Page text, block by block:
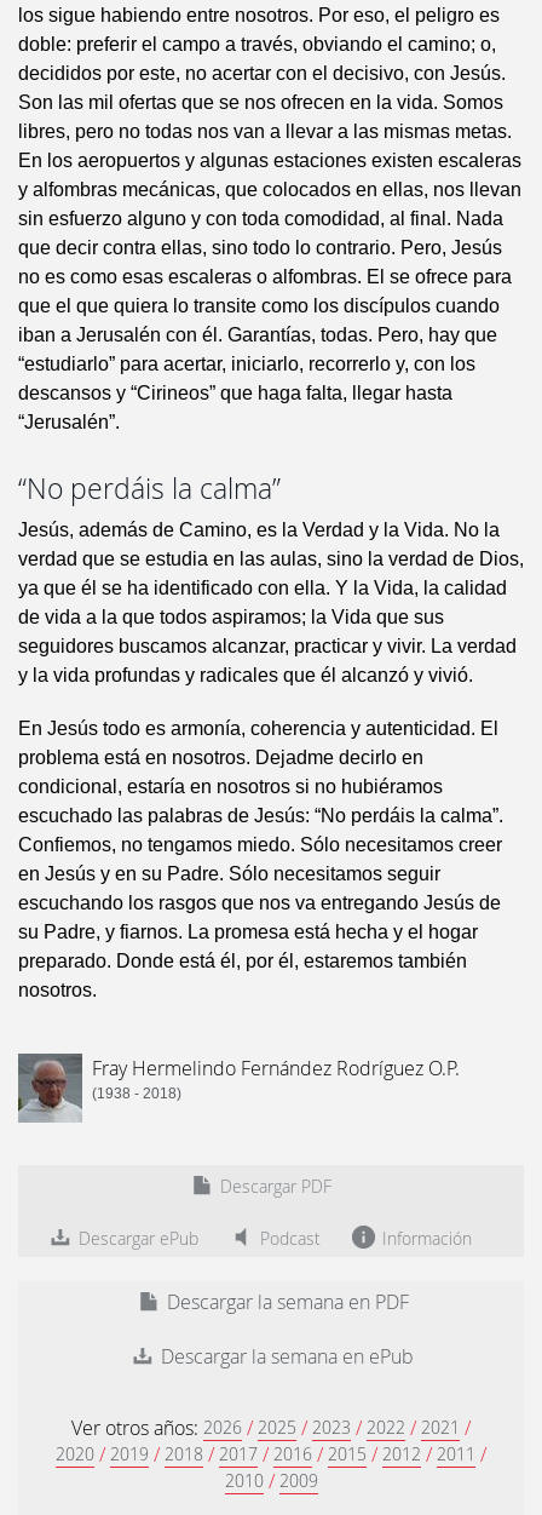
los sigue habiendo entre nosotros. Por eso, el peligro es
doble: preferir el campo a través, obviando el camino; o,
decididos por este, no acertar con el decisivo, con Jesús.
Son las mil ofertas que se nos ofrecen en la vida. Somos
libres, pero no todas nos van a llevar a las mismas metas.
En los aeropuertos y algunas estaciones existen escaleras
y alfombras mecánicas, que colocados en ellas, nos llevan
sin esfuerzo alguno y con toda comodidad, al final. Nada
que decir contra ellas, sino todo lo contrario. Pero, Jesús
no es como esas escaleras o alfombras. El se ofrece para
que el que quiera lo transite como los discípulos cuando
iban a Jerusalén con él. Garantías, todas. Pero, hay que
“estudiarlo” para acertar, iniciarlo, recorrerlo y, con los
descansos y “Cirineos” que haga falta, llegar hasta
“Jerusalén”.
“No perdáis la calma”
Jesús, además de Camino, es la Verdad y la Vida. No la
verdad que se estudia en las aulas, sino la verdad de Dios,
ya que él se ha identificado con ella. Y la Vida, la calidad
de vida a la que todos aspiramos; la Vida que sus
seguidores buscamos alcanzar, practicar y vivir. La verdad
y la vida profundas y radicales que él alcanzó y vivió.
En Jesús todo es armonía, coherencia y autenticidad. El
problema está en nosotros. Dejadme decirlo en
condicional, estaría en nosotros si no hubiéramos
escuchado las palabras de Jesús: “No perdáis la calma”.
Confiemos, no tengamos miedo. Sólo necesitamos creer
en Jesús y en su Padre. Sólo necesitamos seguir
escuchando los rasgos que nos va entregando Jesús de
su Padre, y fiarnos. La promesa está hecha y el hogar
preparado. Donde está él, por él, estaremos también
nosotros.
Fray Hermelindo Fernández Rodríguez O.P.
(1938 - 2018)
Descargar PDF
Descargar ePub Podcast Información
Descargar la semana en PDF
Descargar la semana en ePub
Ver otros años: 2026 / 2025 / 2023 / 2022 / 2021 /
2020 / 2019 / 2018 / 2017 / 2016 / 2015 / 2012 / 2011 /
2010 / 2009